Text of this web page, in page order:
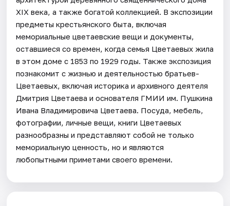
XIX века, а также богатой коллекцией. В экспозиции
предметы крестьянского быта, включая
мемориальные цветаевские вещи и документы,
оставшиеся со времен, когда семья Цветаевых жила
в этом доме с 1853 по 1929 годы. Также экспозиция
познакомит с жизнью и деятельностью братьев-
Цветаевых, включая историка и архивного деятеля
Дмитрия Цветаева и основателя ГМИИ им. Пушкина
Ивана Владимировича Цветаева. Посуда, мебель,
фотографии, личные вещи, книги Цветаевых
разнообразны и представляют собой не только
мемориальную ценность, но и являются
любопытными приметами своего времени.